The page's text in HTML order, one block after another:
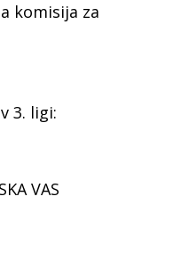
komisija za
3. ligi:
VAS